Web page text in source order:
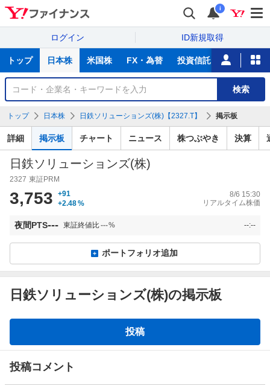
i
ログイン ID新規取得
サ
トップ 日本株 米国株 FX・為替 投資信託 ニュース
銘
検
索
検索
トップ 日本株 日鉄ソリューションズ(株)【2327.T】 掲示板
詳細 掲示板 チャート ニュース 株つぶやき 決算
日鉄ソリューションズ(株)
2327 東証PRM
3,753
+91
+2.48%
8/6 15:30
リアルタイム株価
夜間PTS--- 東証終値比---% --:--
ポートフォリオ追加
日鉄ソリューションズ(株)の掲示板
板
投稿
投稿コメント